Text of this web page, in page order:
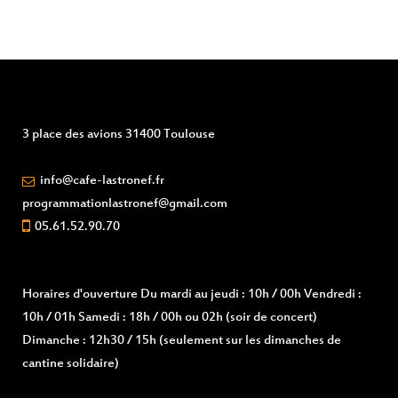
3 place des avions 31400 Toulouse
info@cafe-lastronef.fr
programmationlastronef@gmail.com
05.61.52.90.70
Horaires d'ouverture Du mardi au jeudi : 10h / 00h Vendredi :
10h / 01h Samedi : 18h / 00h ou 02h (soir de concert)
Dimanche : 12h30 / 15h (seulement sur les dimanches de
cantine solidaire)